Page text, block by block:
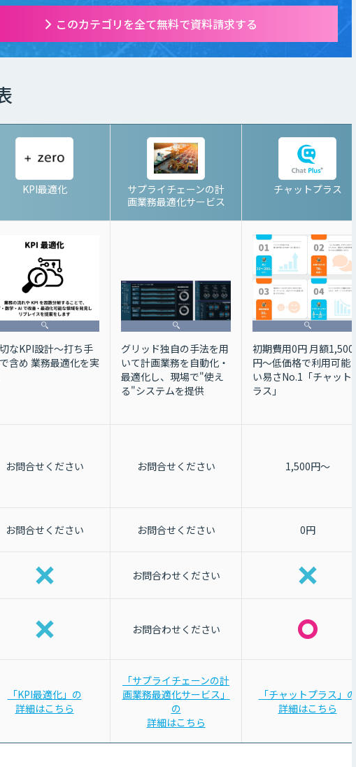
このカテゴリを全て無料で資料請求する
KPI最適化
サプライチェーンの計
画業務最適化サービス
チャットプラス
なKPI設計～打ち手
含め 業務最適化を実
グリッド独自の手法を用
いて計画業務を自動化・
最適化し、現場で"使え
る"システムを提供
初期費用0円 月額1,500
円〜低価格で利用可能 使
い易さNo.1「チャットプ
ラス」
お問合せください お問合せください 1,500円～
お問合せください お問合せください 0円
お問合わせください
お問合わせください
「KPI最適化」の
詳細はこちら
「サプライチェーンの計
画業務最適化サービス」
の
詳細はこちら
「チャットプラス」の
詳細はこちら